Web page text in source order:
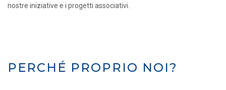
nostre iniziative e i progetti associativi.
PERCHÉ PROPRIO NOI?